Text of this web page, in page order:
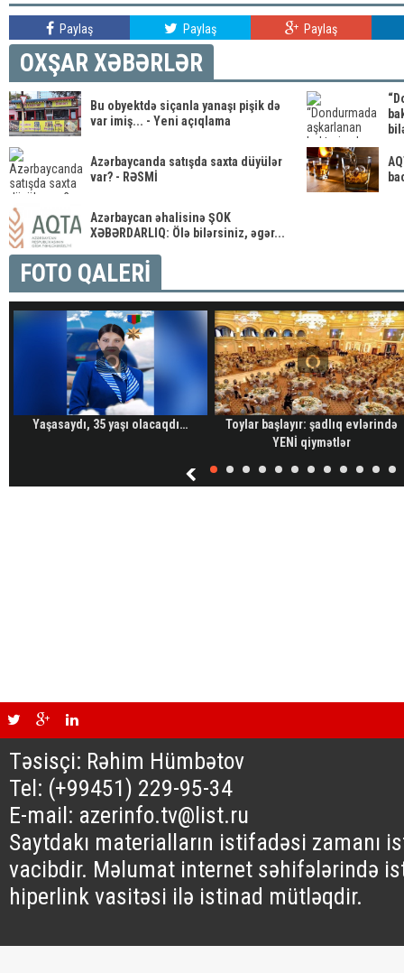
Paylaş Paylaş Paylaş
OXŞAR XƏBƏRLƏR
Bu obyektdə siçanla yanaşı pişik də
var imiş... - Yeni açıqlama
Azərbaycanda satışda saxta düyülər
var? - RƏSMİ
Azərbaycan əhalisinə ŞOK
XƏBƏRDARLIQ: Ölə bilərsiniz, əgər...
FOTO QALERİ
Yaşasaydı, 35 yaşı olacaqdı…
Toylar başlayır: şadlıq evlərində
YENİ qiymətlər
Təsisçi: Rəhim Hümbətov
Tel: (+99451) 229-95-34
E-mail: azerinfo.tv@list.ru
Saytdakı materialların istifadəsi zamanı
vacibdir. Məlumat internet səhifələrində
hiperlink vasitəsi ilə istinad mütləqdir.